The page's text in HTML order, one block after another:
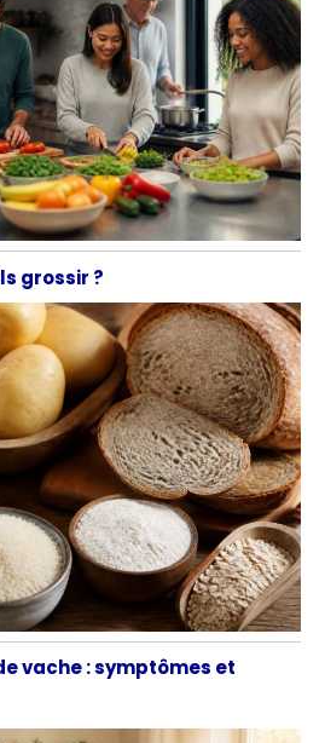
grossir ?
vache : symptômes et